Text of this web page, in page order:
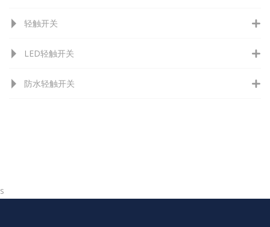
轻触开关
LED轻触开关
防水轻触开关
s